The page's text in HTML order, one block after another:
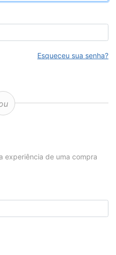
Esqueceu sua senha?
experiência de uma compra